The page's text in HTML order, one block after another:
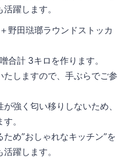
躍します。
野田琺瑯ラウンドストッカ
合計 3キロを作ります。
しますので、手ぶらでご参
強く匂い移りしないため、
。
め”おしゃれなキッチン”を
躍します。